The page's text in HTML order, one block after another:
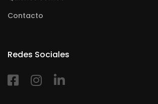
Contacto
Redes Sociales